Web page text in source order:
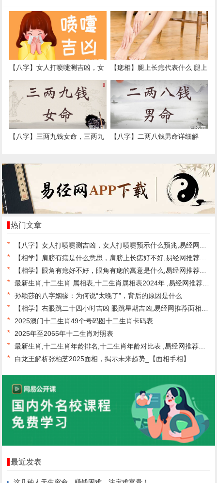
【八字】女人打喷嚏测吉凶，女
人打喷嚏预示什么预兆,易经网推
荐最新八字
【痣相】腿上长痣代表什么 腿上
长痣的含义,易经网推荐痣相
【八字】三两九钱女命，三两九
最新八字
【八字】二两八钱男命详细解
热门文章
* 【八字】女人打喷嚏测吉凶，女人打喷嚏预示什么预兆,易经网推荐最新八字
* 【相学】肩膀有痣是什么意思，肩膀上长痣好不好,易经网推荐面相手相
* 【相学】眼角有痣好不好，眼角有痣的寓意是什么,易经网推荐面相手相
* 最新生肖,十二生肖 属相表,十二生肖属相表2024年 ,易经网推荐生肖
* 孙颖莎的八字姻缘：为何说“太晚了”，背后的原因是什么
* 【相学】右眼跳二十四小时吉凶 眼跳星期吉凶,易经网推荐面相手相
* 2025澳门十二生肖49个号码图十二生肖卡码表
* 2025年至2065年十二生肖对照表
* 最新生肖,十二生肖年龄排名,十二生肖年龄对比表 ,易经网推荐生肖
* 白龙王解析张柏芝2025面相，揭示未来趋势_【面相手相】
最近发表